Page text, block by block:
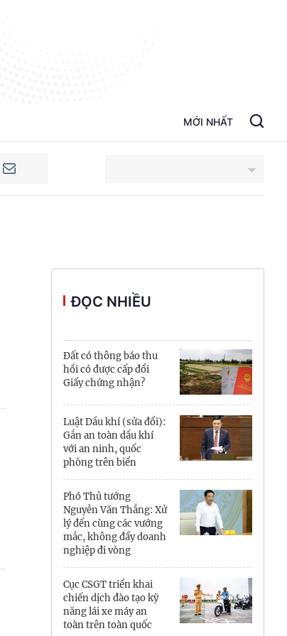
MỚI NHẤT
Cần Thơ
Điện Biên
Đắk Lắk
Đồng Tháp
Gia Lai
Hồ Chí Minh
Hà Tĩnh
ĐỌC NHIỀU
Đất có thông báo thu
hồi có được cấp đổi
Giấy chứng nhận?
Luật Dầu khí (sửa đổi):
Gắn an toàn dầu khí
với an ninh, quốc
phòng trên biển
Phó Thủ tướng
Nguyễn Văn Thắng: Xử
lý đến cùng các vướng
mắc, không đẩy doanh
nghiệp đi vòng
Cục CSGT triển khai
chiến dịch đào tạo kỹ
năng lái xe máy an
toàn trên toàn quốc